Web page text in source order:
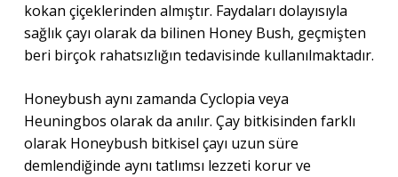
kokan çiçeklerinden almıştır. Faydaları dolayısıyla
sağlık çayı olarak da bilinen Honey Bush, geçmişten
beri birçok rahatsızlığın tedavisinde kullanılmaktadır.
Honeybush aynı zamanda Cyclopia veya
Heuningbos olarak da anılır. Çay bitkisinden farklı
olarak Honeybush bitkisel çayı uzun süre
demlendiğinde aynı tatlımsı lezzeti korur ve